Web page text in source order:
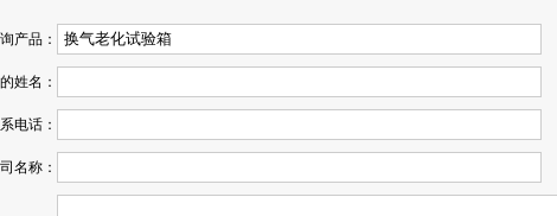
产品：
姓名：
电话：
名称：